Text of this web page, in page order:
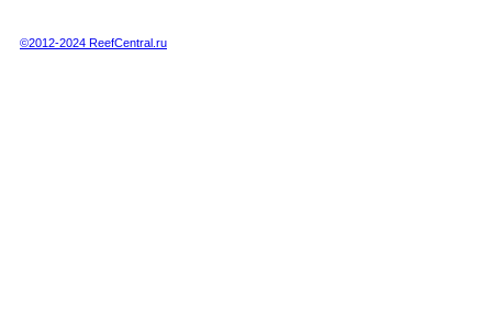
©2012-2024 ReefCentral.ru